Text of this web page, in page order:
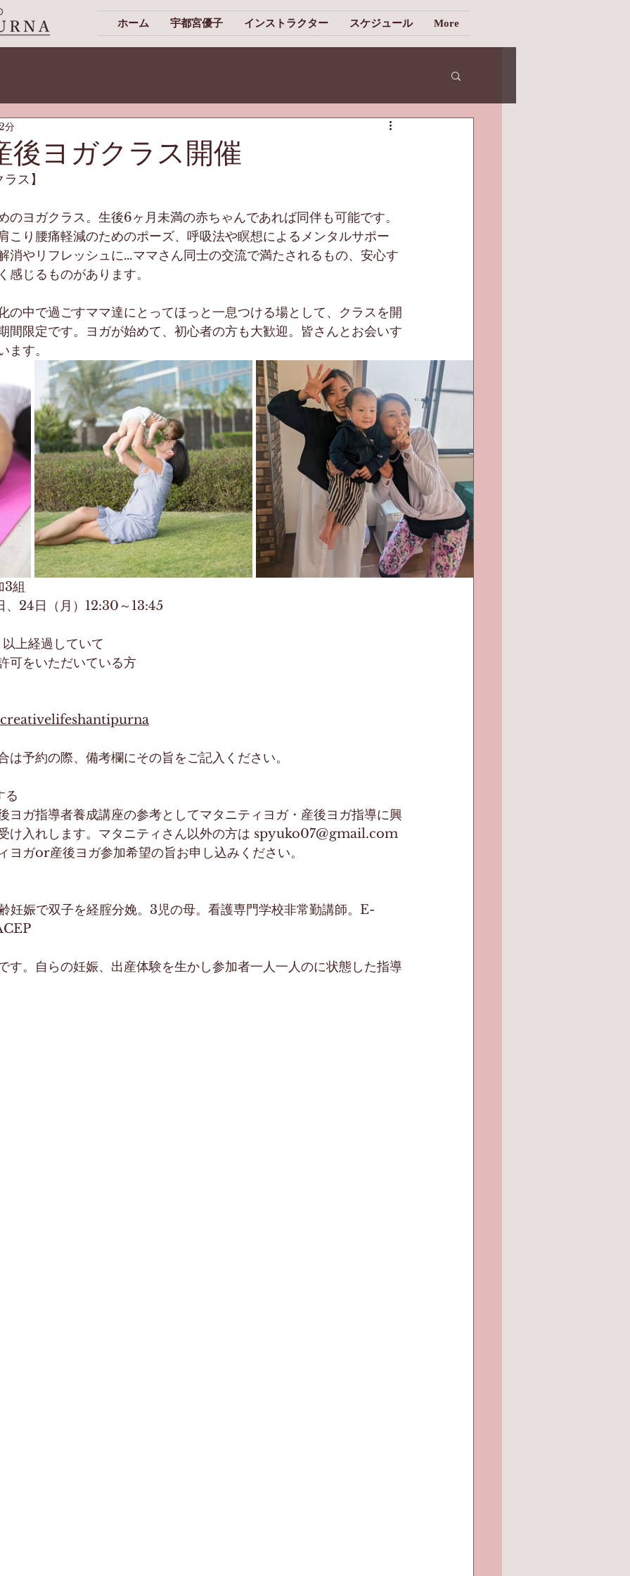
ホーム 宇都宮優子 インストラクター スケジュール More
後ヨガクラス開催
分
ス】
のヨガクラス。生後6ヶ月未満の赤ちゃんであれば同伴も可能です。
こり腰痛軽減のためのポーズ、呼吸法や瞑想によるメンタルサポー
消やリフレッシュに…ママさん同士の交流で満たされるもの、安心す
感じるものがあります。
の中で過ごすママ達にとってほっと一息つける場として、クラスを開
間限定です。ヨガが始めて、初心者の方も大歓迎。皆さんとお会いす
ます。
3組
、24日（月）12:30～13:45
上経過していて
可をいただいている方
予約の際、備考欄にその旨をご記入ください。
る
ヨガ指導者養成講座の参考としてマタニティヨガ・産後ヨガ指導に興
け入れします。マタニティさん以外の方は spyuko07@gmail.com
ヨガor産後ヨガ参加希望の旨お申し込みください。
妊娠で双子を経腟分娩。3児の母。看護専門学校非常勤講師。E-
す。自らの妊娠、出産体験を生かし参加者一人一人のに状態した指導